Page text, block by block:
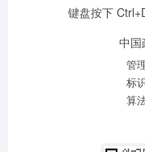
键盘按下
中国
管
标
算